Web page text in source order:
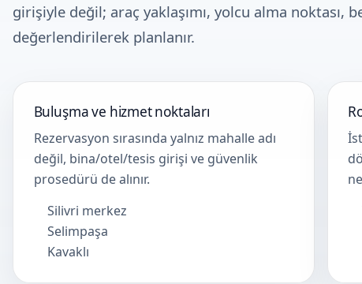
girişiyle değil; araç yaklaşımı, yolcu alma noktası,
değerlendirilerek planlanır.
Buluşma ve hizmet noktaları
Rezervasyon sırasında yalnız mahalle adı
değil, bina/otel/tesis girişi ve güvenlik
prosedürü de alınır.
Silivri merkez
Selimpaşa
Kavaklı